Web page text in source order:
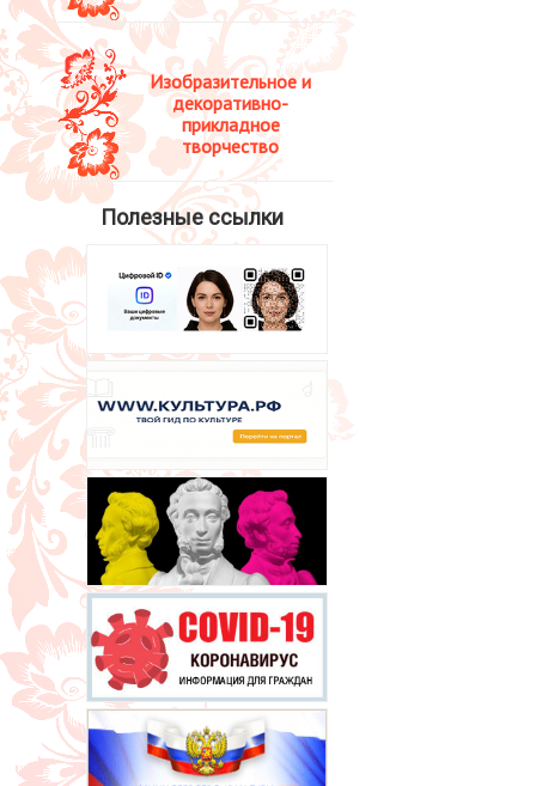
Изобразительное и
декоративно-
прикладное
творчество
Полезные ссылки